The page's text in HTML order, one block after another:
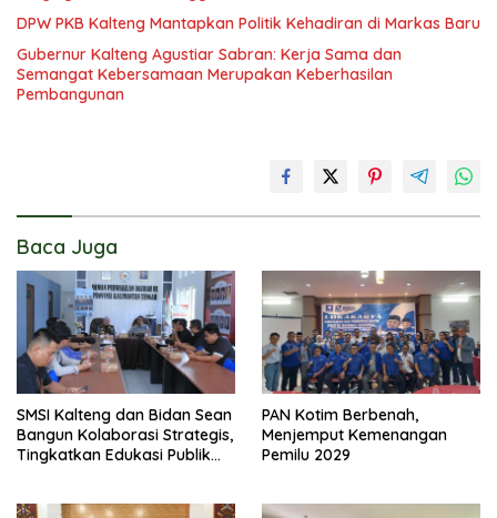
DPW PKB Kalteng Mantapkan Politik Kehadiran di Markas Baru
Gubernur Kalteng Agustiar Sabran: Kerja Sama dan
Semangat Kebersamaan Merupakan Keberhasilan
Pembangunan
Baca Juga
SMSI Kalteng dan Bidan Sean
Bangun Kolaborasi Strategis,
Tingkatkan Edukasi Publik
PAN Kotim Berbenah,
Menjemput Kemenangan
Pemilu 2029